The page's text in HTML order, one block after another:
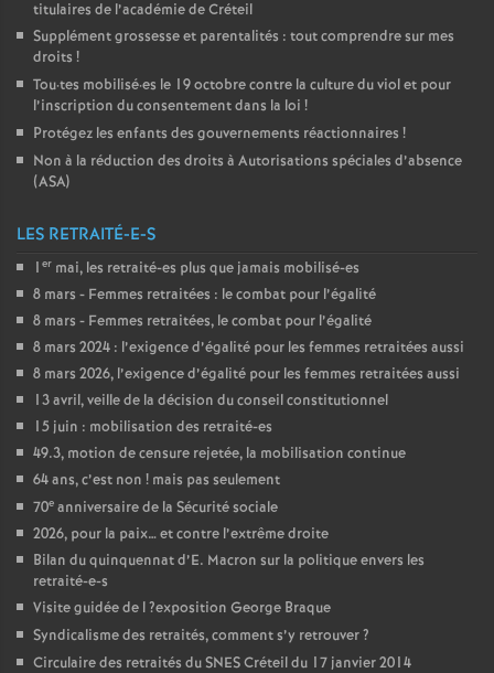
titulaires de l’académie de Créteil
Supplément grossesse et parentalités : tout comprendre sur mes
droits !
Tou·tes mobilisé·es le 19 octobre contre la culture du viol et pour
l’inscription du consentement dans la loi !
Protégez les enfants des gouvernements réactionnaires !
Non à la réduction des droits à Autorisations spéciales d’absence
(ASA)
LES RETRAITÉ-E-S
1 er mai, les retraité-es plus que jamais mobilisé-es
8 mars - Femmes retraitées : le combat pour l’égalité
8 mars - Femmes retraitées, le combat pour l’égalité
8 mars 2024 : l’exigence d’égalité pour les femmes retraitées aussi
8 mars 2026, l’exigence d’égalité pour les femmes retraitées aussi
13 avril, veille de la décision du conseil constitutionnel
15 juin : mobilisation des retraité-es
49.3, motion de censure rejetée, la mobilisation continue
64 ans, c’est non ! mais pas seulement
70e anniversaire de la Sécurité sociale
2026, pour la paix… et contre l’extrême droite
Bilan du quinquennat d’E. Macron sur la politique envers les
retraité-e-s
Visite guidée de l?exposition George Braque
Syndicalisme des retraités, comment s’y retrouver?
Circulaire des retraités duSNESCréteil du 17 janvier 2014